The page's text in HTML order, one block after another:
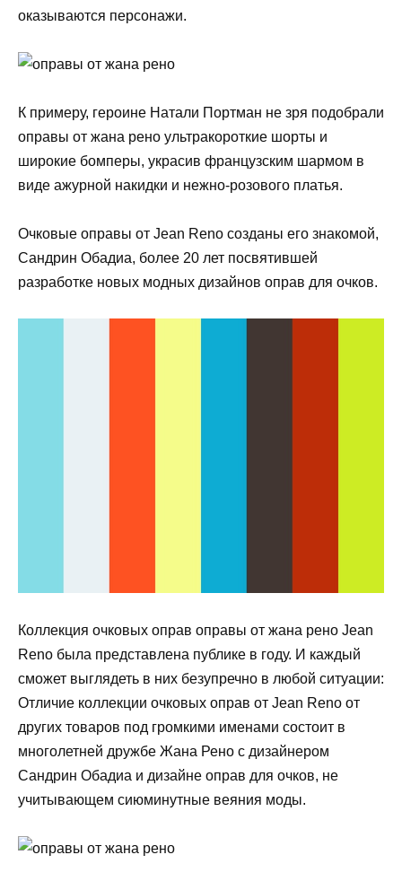
оказываются персонажи.
К примеру, героине Натали Портман не зря подобрали
оправы от жана рено ультракороткие шорты и
широкие бомперы, украсив французским шармом в
виде ажурной накидки и нежно-розового платья.
Очковые оправы от Jean Reno созданы его знакомой,
Сандрин Обадиа, более 20 лет посвятившей
разработке новых модных дизайнов оправ для очков.
Коллекция очковых оправ оправы от жана рено Jean
Reno была представлена публике в году. И каждый
сможет выглядеть в них безупречно в любой ситуации:
Отличие коллекции очковых оправ от Jean Reno от
других товаров под громкими именами состоит в
многолетней дружбе Жана Рено с дизайнером
Сандрин Обадиа и дизайне оправ для очков, не
учитывающем сиюминутные веяния моды.